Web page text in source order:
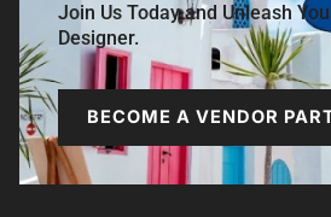
Join Us Today and Unleash
Designer.
BECOME A VENDOR